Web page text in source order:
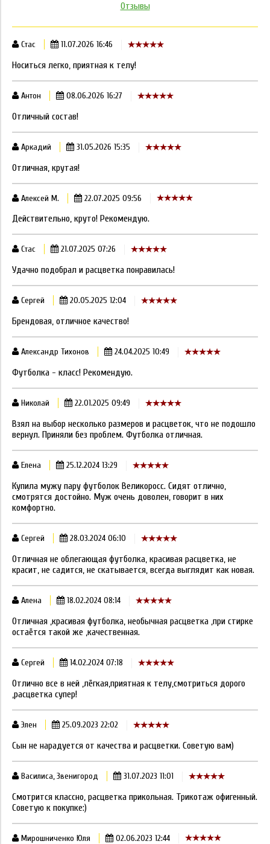
Отзывы
Стас 11.07.2026 16:46
Носиться легко, приятная к телу!
Антон 08.06.2026 16:27
Отличный состав!
Аркадий 31.05.2026 15:35
Отличная, крутая!
Алексей М. 22.07.2025 09:56
Действительно, круто! Рекомендую.
Стас 21.07.2025 07:26
Удачно подобрал и расцветка понравилась!
Сергей 20.05.2025 12:04
Брендовая, отличное качество!
Александр Тихонов 24.04.2025 10:49
Футболка - класс! Рекомендую.
Николай 22.01.2025 09:49
Взял на выбор несколько размеров и расцветок, что не подошло
вернул. Приняли без проблем. Футболка отличная.
Елена 25.12.2024 13:29
Купила мужу пару футболок Великоросс. Сидят отлично,
смотрятся достойно. Муж очень доволен, говорит в них
комфортно.
Сергей 28.03.2024 06:10
Отличная не облегающая футболка, красивая расцветка, не
красит, не садится, не скатывается, всегда выглядит как новая.
Алена 18.02.2024 08:14
Отличная ,красивая футболка, необычная расцветка ,при стирке
остаётся такой же ,качественная.
Сергей 14.02.2024 07:18
Отлично все в ней ,лёгкая,приятная к телу,смотриться дорого
,расцветка супер!
Элен 25.09.2023 22:02
Сын не нарадуется от качества и расцветки. Советую вам)
Василиса, Звенигород 31.07.2023 11:01
Смотрится классно, расцветка прикольная. Трикотаж офигенный.
Советую к покупке:)
Мирошниченко Юля 02.06.2023 12:44